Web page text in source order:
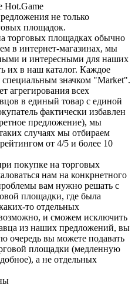
Hot.Game
не только
площадок.
торговых площадках обычно
в интернет-магазинах, мы
и интересными для наших
их в наш каталог. Каждое
специальным значком "Market".
агрегирования всех
в единый товар с единой
фактически избавлен
предложение), мы
случаях мы отбираем
от 4/5 и более 10
покупке на торговых
нам на конкрнетного
вам нужно решать с
площадки, где была
то отдельных
и сможем исключить
из наших предложений, вы
очередь вы можете подавать
площадки (медленную
а не отдельных